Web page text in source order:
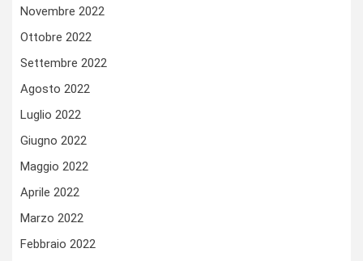
Novembre 2022
Ottobre 2022
Settembre 2022
Agosto 2022
Luglio 2022
Giugno 2022
Maggio 2022
Aprile 2022
Marzo 2022
Febbraio 2022